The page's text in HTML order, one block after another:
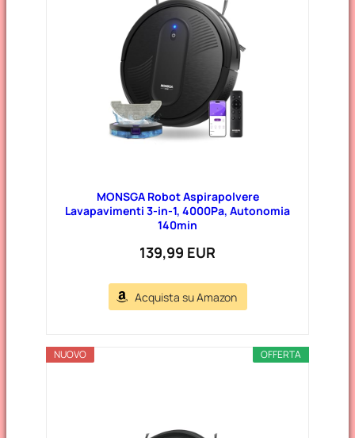
MONSGA Robot Aspirapolvere
Lavapavimenti 3-in-1, 4000Pa, Autonomia
140min
139,99 EUR
Acquista su Amazon
OFFERTA
NUOVO